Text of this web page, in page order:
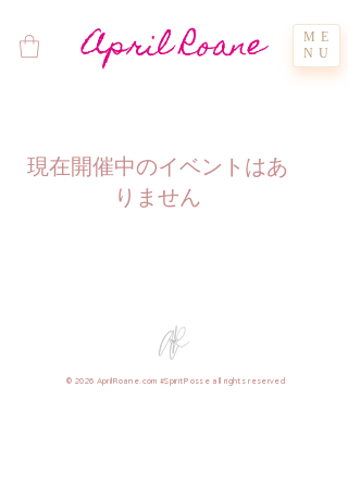
April Roane
ME
NU
現在開催中のイベントはあ
りません
© 2026 AprilRoane.com #SpiritPosse all rights reserved